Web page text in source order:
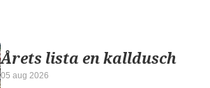
Årets lista en kalldusch
05 aug 2026